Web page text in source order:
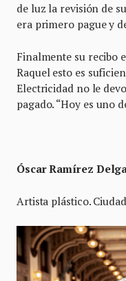
de luz la revisión de
era primero pague y
Finalmente su recibo
Raquel esto es
Electricidad no le
pagado. “Hoy es uno
Óscar Ramírez
Artista plástico.